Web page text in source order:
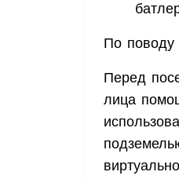
По поводу
Перед
лица